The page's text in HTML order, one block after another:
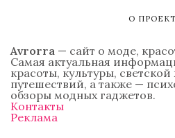
О
Avrorra — сайт о моде,
Самая актуальная
красоты, культуры,
путешествий, а также —
обзоры модных гаджетов.
Контакты
Реклама